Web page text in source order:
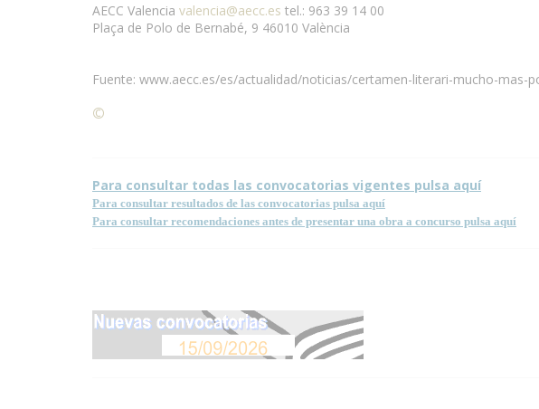
AECC Valencia valencia@aecc.es tel.: 963 39 14 00
Plaça de Polo de Bernabé, 9 46010 València
Fuente: www.aecc.es/es/actualidad/noticias/certamen-literari-mucho-mas-
©
Para consultar todas las convocatorias vigentes pulsa aquí
Para consultar resultados de las convocatorias pulsa aquí
Para consultar recomendaciones antes de presentar una obra a concurso pulsa aquí